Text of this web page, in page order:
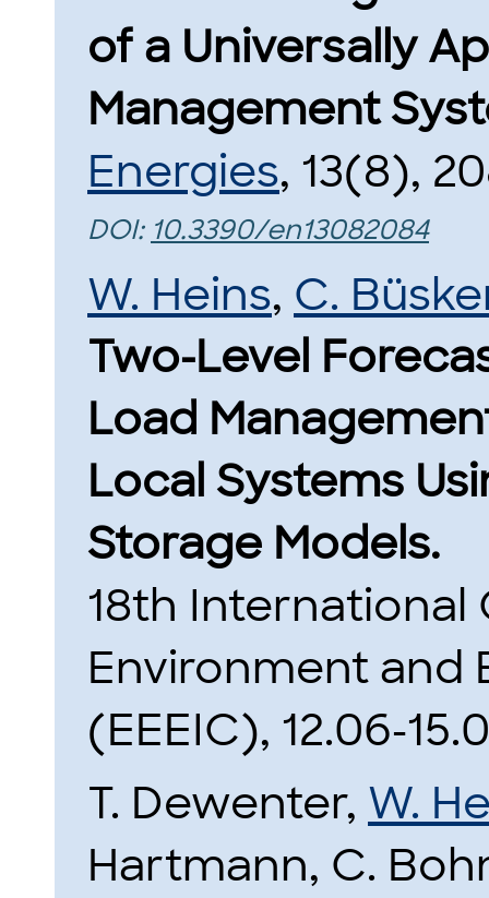
of a Universally
Management
Energies, 13(8),
DOI: 10.3390/en13082084
W. Heins, C.
Two-Level
Load
Local Systems
Storage Models.
18th
Environment and
(EEEIC), 12.06-
T. Dewenter, W.
Hartmann, C.